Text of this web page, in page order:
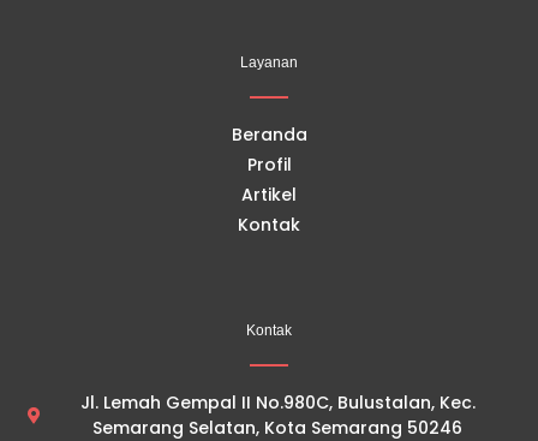
Layanan
Beranda
Profil
Artikel
Kontak
Kontak
Jl. Lemah Gempal II No.980C, Bulustalan, Kec.
Semarang Selatan, Kota Semarang 50246